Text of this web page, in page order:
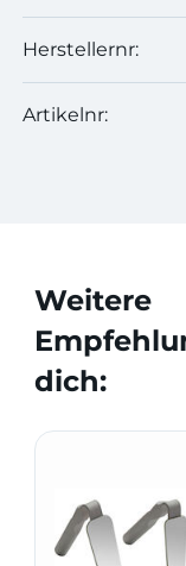
Herstellernr:
Artikelnr:
Weitere
dich: